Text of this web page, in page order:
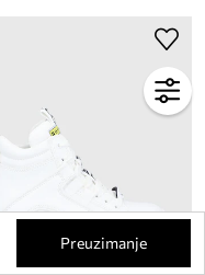
Preuzimanje